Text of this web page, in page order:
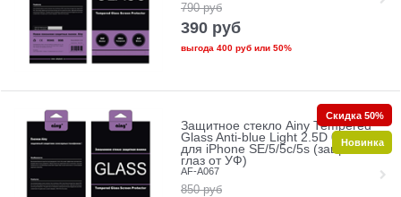
790 руб
390 руб
выгода 400 рубили 50%
Защитное стекло Ainy Tempered
Glass Anti-blue Light 2.5D 0.33mm
для iPhone SE/5/5c/5s (защита
глаз от УФ)
AF-A067
850 руб
Скидка 50%
Новинка